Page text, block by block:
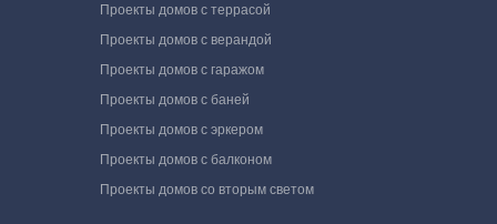
Проекты домов с террасой
Проекты домов с верандой
Проекты домов с гаражом
Проекты домов с баней
Проекты домов с эркером
Проекты домов с балконом
Проекты домов со вторым светом